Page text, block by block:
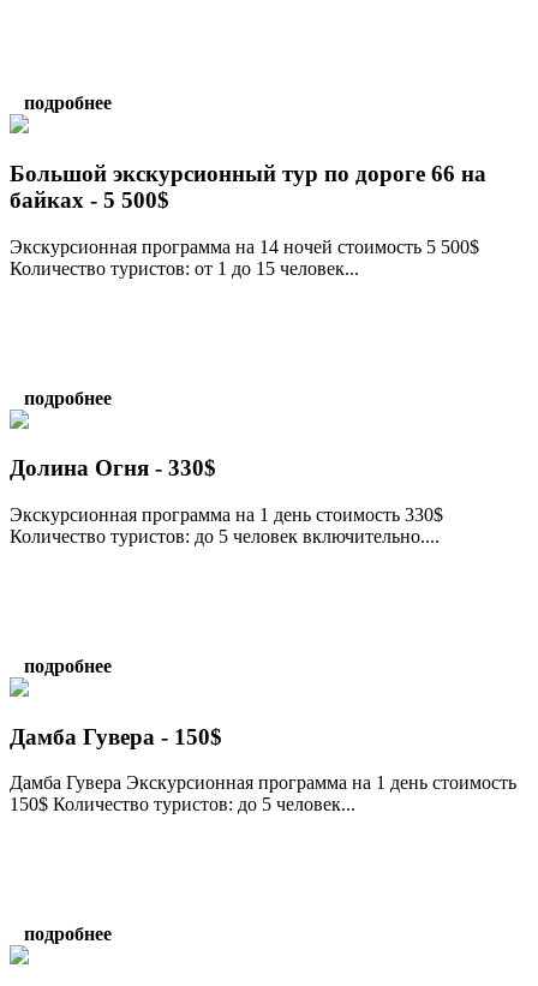
подробнее
Большой экскурсионный тур по дороге 66 на
байках - 5 500$
Экскурсионная программа на 14 ночей стоимость 5 500$
Количество туристов: от 1 до 15 человек...
подробнее
Долина Огня - 330$
Экскурсионная программа на 1 день стоимость 330$
Количество туристов: до 5 человек включительно....
подробнее
Дамба Гувера - 150$
Дамба Гувера Экскурсионная программа на 1 день стоимость
150$ Количество туристов: до 5 человек...
подробнее